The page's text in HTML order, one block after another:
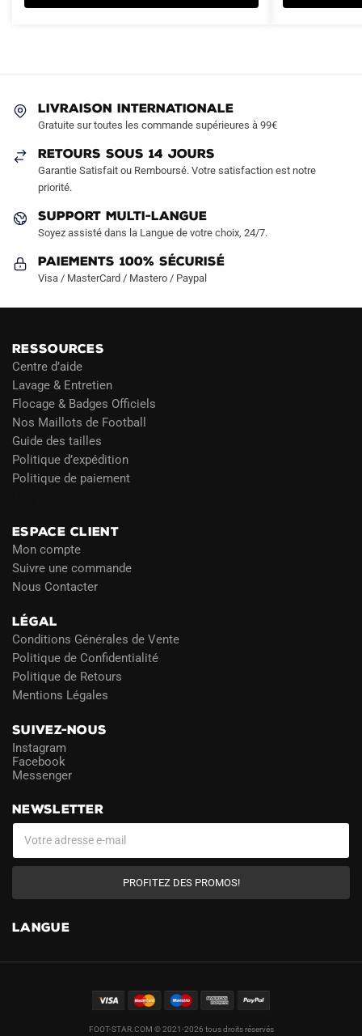
choisies
la
page
produit
LIVRAISON INTERNATIONALE
Gratuite sur toutes les commande supérieures à 99€
RETOURS SOUS 14 JOURS
Garantie Satisfait ou Remboursé. Votre satisfaction est notre
priorité.
SUPPORT MULTI-LANGUE
Soyez assisté dans la Langue de votre choix, 24/7.
Paiements 100% Sécurisé
Visa / MasterCard / Mastero / Paypal
RESSOURCES
Centre d’aide
Lavage & Entretien
Flocage & Badges Officiels
Nos Maillots de Football
Guide des tailles
Politique d’expédition
Politique de paiement
ESPACE CLIENT
Mon compte
Suivre une commande
Nous Contacter
LÉGAL
Conditions Générales de Vente
Politique de Confidentialité
Politique de Retours
Mentions Légales
SUIVEZ-NOUS
Instagram
Facebook
Messenger
NEWSLETTER
PROFITEZ DES PROMOS!
LANGUE
FOOT-STAR.COM © 2021-2026 tous droits réservés